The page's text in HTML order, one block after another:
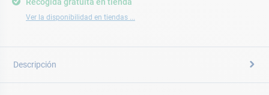
Ver la disponibilidad en tiendas ...
Descripción